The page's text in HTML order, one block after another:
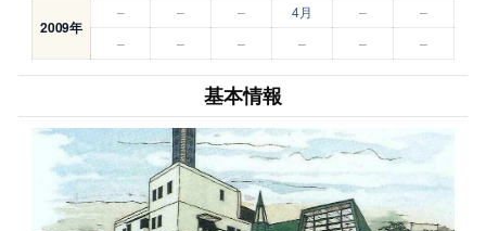
2009年
– – – 4月 –
–
–
– – – – –
基本情報